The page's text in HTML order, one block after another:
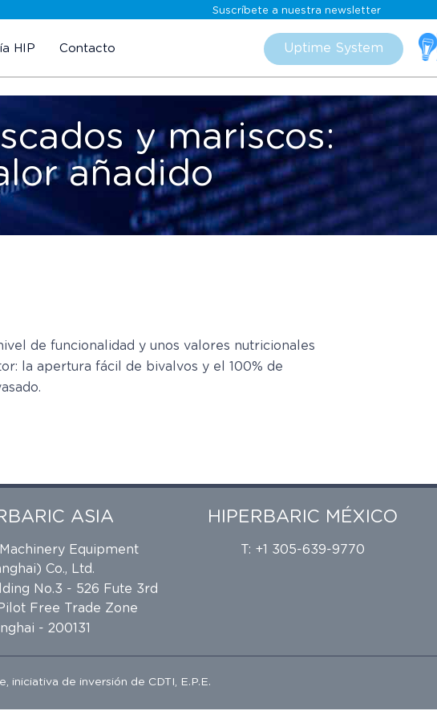
Suscríbete a nuestra newsletter
HIP Contacto Uptime System
y mariscos:
añadido
de funcionalidad y unos valores nutricionales
la apertura fácil de bivalvos y el 100% de
ASIA
Equipment
Co., Ltd.
No.3 - 526 Fute 3rd
Free Trade Zone
- 200131
HIPERBARIC MÉXICO
T: +1 305-639-9770
, iniciativa de inversión de CDTI, E.P.E.